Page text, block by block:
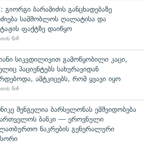
გიორგი ბარამიძის განცხადებაზე
სამშობლოს ღალატისა და
ფაქტზე დაიწყო
წინ
სიკვდილივით გამოწყობილი კაცი,
პაციენტებს სახურავიდან
ამტკიცებს, რომ ყვავი იყო
წინ
შენგელია ბარსელონას ემშვიდობება
ბანკი — ეროვნული
ნაკრების გენერალური